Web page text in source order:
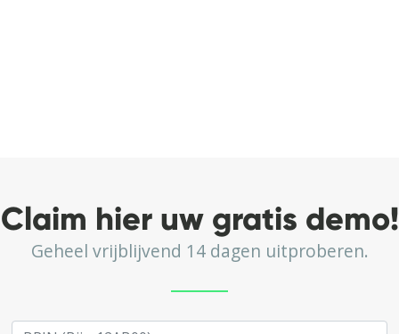
Claim hier uw gratis demo!
Geheel vrijblijvend 14 dagen uitproberen.